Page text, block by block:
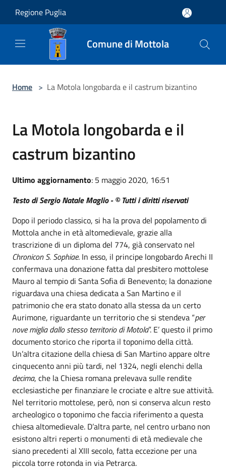
Regione Puglia
Comune di Mottola
Home > La Motola longobarda e il castrum bizantino
La Motola longobarda e il
castrum bizantino
Ultimo aggiornamento: 5 maggio 2020, 16:51
Testo di Sergio Natale Maglio - © Tutti i diritti riservati
Dopo il periodo classico, si ha la prova del popolamento di
Mottola anche in età altomedievale, grazie alla
trascrizione di un diploma del 774, già conservato nel
Chronicon S. Sophiae. In esso, il principe longobardo Arechi II
confermava una donazione fatta dal presbitero mottolese
Mauro al tempio di Santa Sofia di Benevento; la donazione
riguardava una chiesa dedicata a San Martino e il
patrimonio che era stato donato alla stessa da un certo
Aurimone, riguardante un territorio che si stendeva “per
nove miglia dallo stesso territorio di Motola”. E’ questo il primo
documento storico che riporta il toponimo della città.
Un’altra citazione della chiesa di San Martino appare oltre
cinquecento anni più tardi, nel 1324, negli elenchi della
decima, che la Chiesa romana prelevava sulle rendite
ecclesiastiche per finanziare le crociate e altre sue attività.
Nel territorio mottolese, però, non si conserva alcun resto
archeologico o toponimo che faccia riferimento a questa
chiesa altomedievale. D’altra parte, nel centro urbano non
esistono altri reperti o monumenti di età medievale che
siano precedenti al XIII secolo, fatta eccezione per una
piccola torre rotonda in via Petrarca.